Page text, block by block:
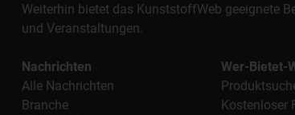
Weiterhin bietet das KunststoffWeb geeignete
und Veranstaltungen.
Nachrichten
Alle Nachrichten
Branche
Wer-Bietet-
Kostenloser